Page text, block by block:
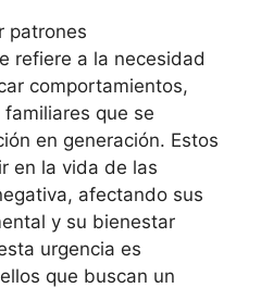
patrones
refiere a la necesidad
comportamientos,
que se
en generación. Estos
en la vida de las
afectando sus
y su bienestar
urgencia es
que buscan un